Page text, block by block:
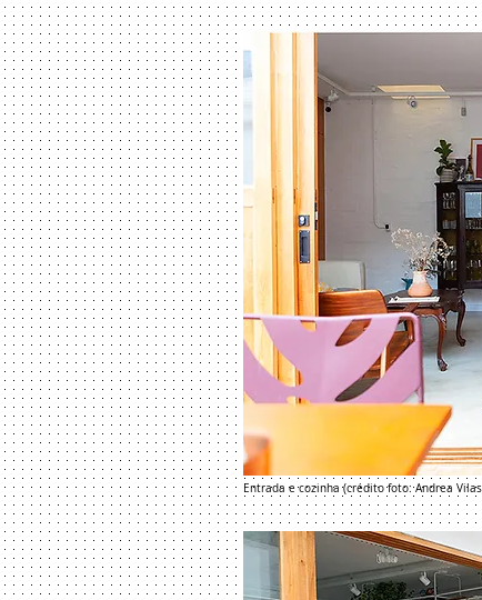
Entrada e cozinha (crédito foto: Andrea